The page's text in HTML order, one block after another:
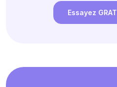
Essayez